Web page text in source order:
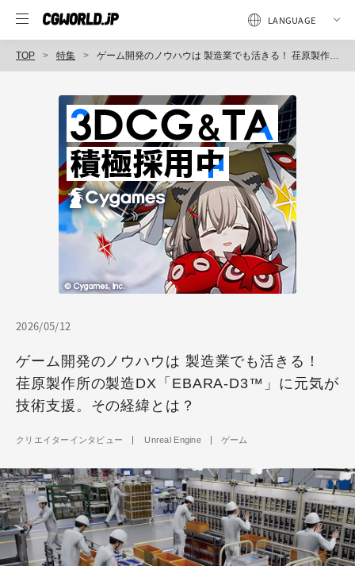
TOP 特集 ゲーム開発のノウハウは 製造業でも活きる！ 荏原製作所の製造DX「EBARA-D3™」に元気が技術支援。その経緯とは？
2026/05/12
ゲーム開発のノウハウは 製造業でも活きる！
荏原製作所の製造DX「EBARA-D3™」に元気が
技術支援。その経緯とは？
クリエイターインタビュー Unreal Engine ゲーム